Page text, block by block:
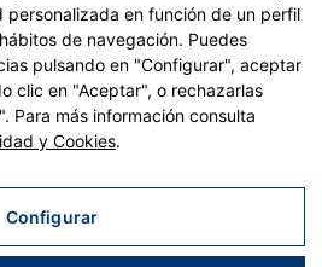
y Resiliencia – Financiado por
establecido por el Reglamento (UE)
y del Consejo, de 12 de febrero
en función de un perfil
de navegación. Puedes
pulsando en "Configurar", aceptar
clic en "Aceptar", o rechazarlas
Para más información consulta
y Cookies.
Configurar